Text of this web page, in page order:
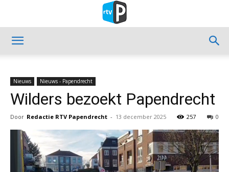
Nieuws Nieuws - Papendrecht
Wilders bezoekt Papendrecht
Door Redactie RTV Papendrecht - 13 december 2025 0
257